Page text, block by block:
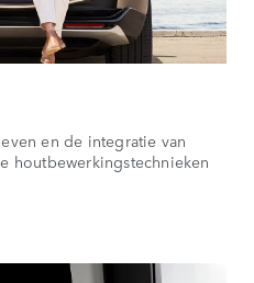
en de integratie van
houtbewerkingstechnieken